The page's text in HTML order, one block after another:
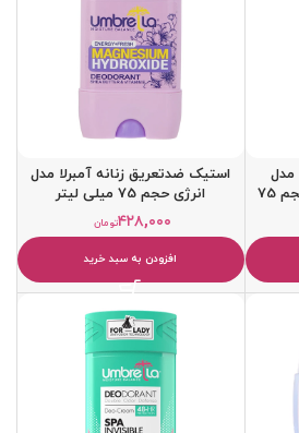
مدل
sensitive فاقد آلمینیوم حجم 75
استیک ضدتعریق زنانه آمبرلا مدل
انرژی حجم 75 میلی لیتر
تومان۴۲۸,۰۰۰
افزودن به سبد خرید